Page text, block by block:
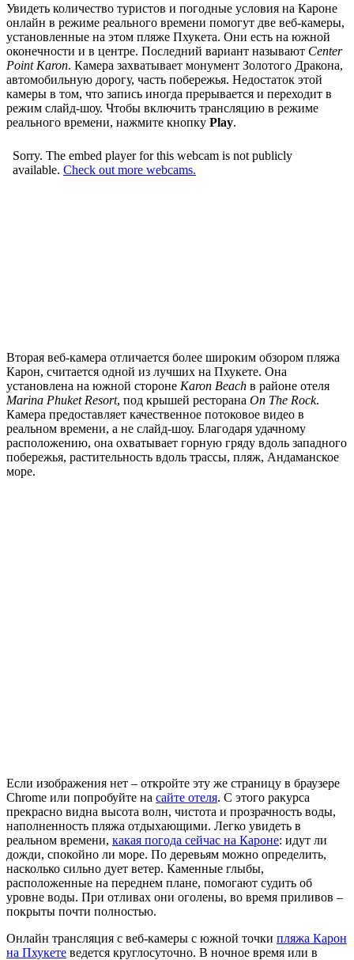
Увидеть количество туристов и погодные условия на Кароне
онлайн в режиме реального времени помогут две веб-камеры,
установленные на этом пляже Пхукета. Они есть на южной
оконечности и в центре. Последний вариант называют Center
Point Karon. Камера захватывает монумент Золотого Дракона,
автомобильную дорогу, часть побережья. Недостаток этой
камеры в том, что запись иногда прерывается и переходит в
режим слайд-шоу. Чтобы включить трансляцию в режиме
реального времени, нажмите кнопку Play.
Вторая веб-камера отличается более широким обзором пляжа
Карон, считается одной из лучших на Пхукете. Она
установлена на южной стороне Karon Beach в районе отеля
Marina Phuket Resort, под крышей ресторана On The Rock.
Камера предоставляет качественное потоковое видео в
реальном времени, а не слайд-шоу. Благодаря удачному
расположению, она охватывает горную гряду вдоль западного
побережья, растительность вдоль трассы, пляж, Андаманское
море.
Если изображения нет – откройте эту же страницу в браузере
Chrome или попробуйте на сайте отеля. С этого ракурса
прекрасно видна высота волн, чистота и прозрачность воды,
наполненность пляжа отдыхающими. Легко увидеть в
реальном времени, какая погода сейчас на Кароне: идут ли
дожди, спокойно ли море. По деревьям можно определить,
насколько сильно дует ветер. Каменные глыбы,
расположенные на переднем плане, помогают судить об
уровне воды. При отливах они оголены, во время приливов –
покрыты почти полностью.
Онлайн трансляция с веб-камеры с южной точки пляжа Карон
на Пхукете ведется круглосуточно. В ночное время или в